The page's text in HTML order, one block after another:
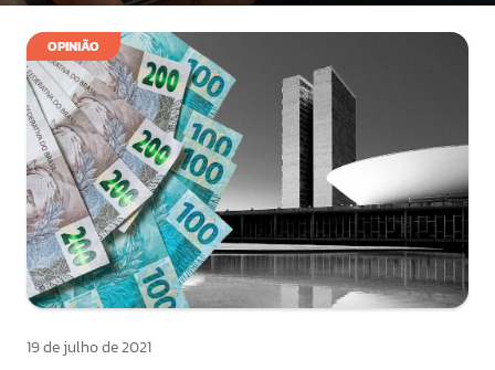
OPINIÃO
19 de julho de 2021